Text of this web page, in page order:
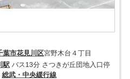
葉市花見川区宮野木台４丁目
駅 バス13分 さつきが丘団地入口停
総武・中央緩行線